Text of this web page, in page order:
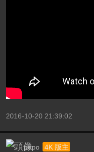
2016-10-20 21:39:02
popo 4K 版主